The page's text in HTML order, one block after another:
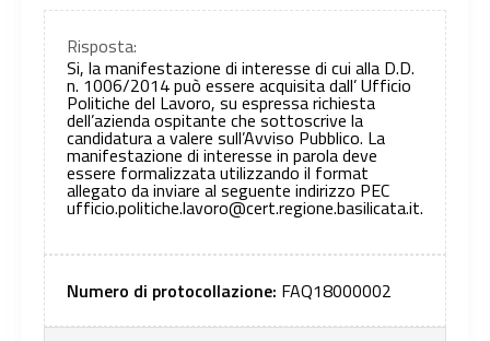
Risposta:
Si, la manifestazione di interesse di cui alla D.D.
n. 1006/2014 può essere acquisita dall’ Ufficio
Politiche del Lavoro, su espressa richiesta
dell’azienda ospitante che sottoscrive la
candidatura a valere sull’Avviso Pubblico. La
manifestazione di interesse in parola deve
essere formalizzata utilizzando il format
allegato da inviare al seguente indirizzo PEC
ufficio.politiche.lavoro@cert.regione.basilicata.it.
Numero di protocollazione: FAQ18000002